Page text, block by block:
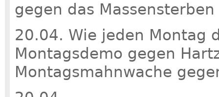
gegen das
20.04. Wie jeden Montag
Montagsdemo gegen
Montagsmahnwache